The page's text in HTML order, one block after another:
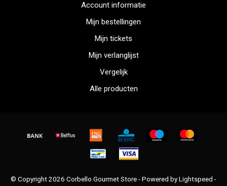
Account informatie
Mijn bestellingen
Mijn tickets
Mijn verlanglijst
Vergelijk
Alle producten
© Copyright 2026 Corbello Gourmet Store - Powered byLightspeed -